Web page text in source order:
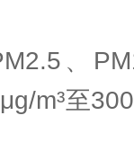
、
m³至